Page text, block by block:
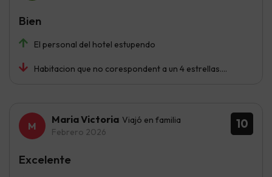
El personal del hotel estupendo
Habitacion que no corespondent a un 4 estrellas....
Bien
10
Maria Victoria Viajó en familia
Febrero 2026
Excelente